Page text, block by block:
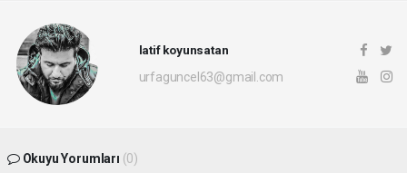
latif koyunsatan
urfaguncel63@gmail.com
Okuyu Yorumları (0)